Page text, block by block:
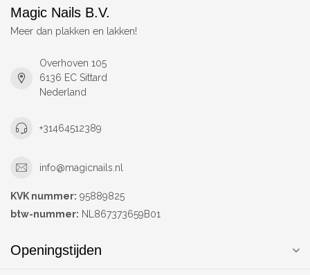
Magic Nails B.V.
Meer dan plakken en lakken!
Overhoven 105
6136 EC Sittard
Nederland
+31464512389
info@magicnails.nl
KVK nummer: 95889825
btw-nummer: NL867373659B01
Openingstijden